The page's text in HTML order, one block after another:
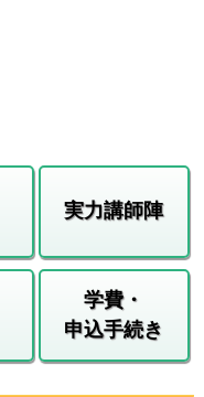
実力講師陣
学費・
申込手続き